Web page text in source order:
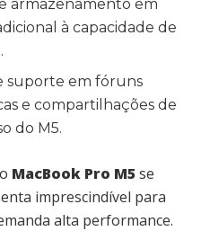
armazenamento em
à capacidade de
suporte em fóruns
e compartilhações de
do M5.
MacBook Pro M5 se
imprescindível para
alta performance.